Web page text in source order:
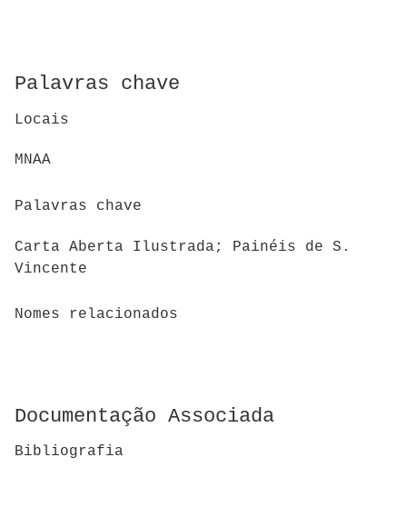
Palavras chave
Locais
MNAA
Palavras chave
Carta Aberta Ilustrada; Painéis de S.
Vincente
Nomes relacionados
Documentação Associada
Bibliografia